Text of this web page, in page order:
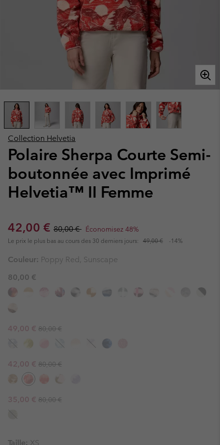
Collection Helvetia
Polaire Sherpa Courte Semi-
boutonnée avec Imprimé
Helvetia™ II Femme
Sale price:
42,00 € Regular price:
80,00 € Économisez 48%
Le prix le plus bas au cours des 30 derniers jours: 49,00 € -14%
Couleur: Poppy Red, Sunscape
80,00 €
Sale price:
49,00 € Regular price:
80,00 €
Sale price:
42,00 € Regular price:
80,00 €
Sale price:
35,00 € Regular price:
80,00 €
Taille: XS